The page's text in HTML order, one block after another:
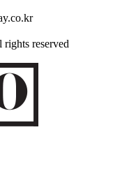
rights reserved